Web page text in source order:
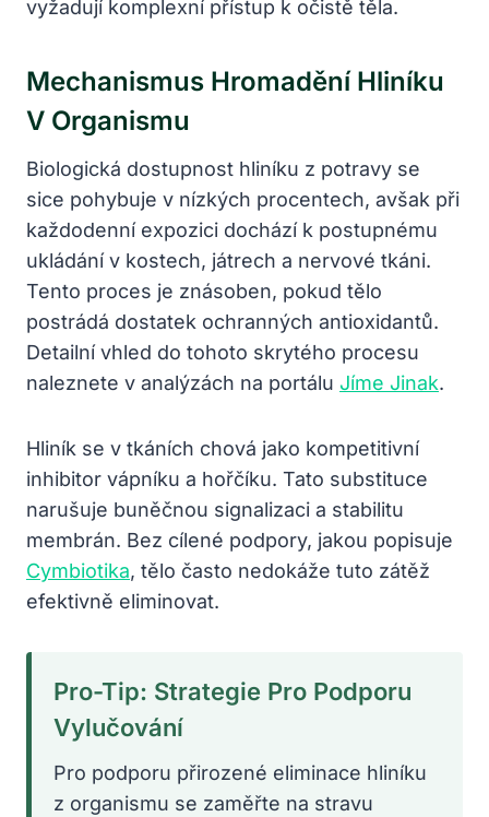
vyžadují komplexní přístup k očistě těla.
Mechanismus Hromadění Hliníku
V Organismu
Biologická dostupnost hliníku z potravy se
sice pohybuje v nízkých procentech, avšak při
každodenní expozici dochází k postupnému
ukládání v kostech, játrech a nervové tkáni.
Tento proces je znásoben, pokud tělo
postrádá dostatek ochranných antioxidantů.
Detailní vhled do tohoto skrytého procesu
naleznete v analýzách na portálu Jíme Jinak.
Hliník se v tkáních chová jako kompetitivní
inhibitor vápníku a hořčíku. Tato substituce
narušuje buněčnou signalizaci a stabilitu
membrán. Bez cílené podpory, jakou popisuje
Cymbiotika, tělo často nedokáže tuto zátěž
efektivně eliminovat.
Pro-Tip: Strategie Pro Podporu
Vylučování
Pro podporu přirozené eliminace hliníku
z organismu se zaměřte na stravu